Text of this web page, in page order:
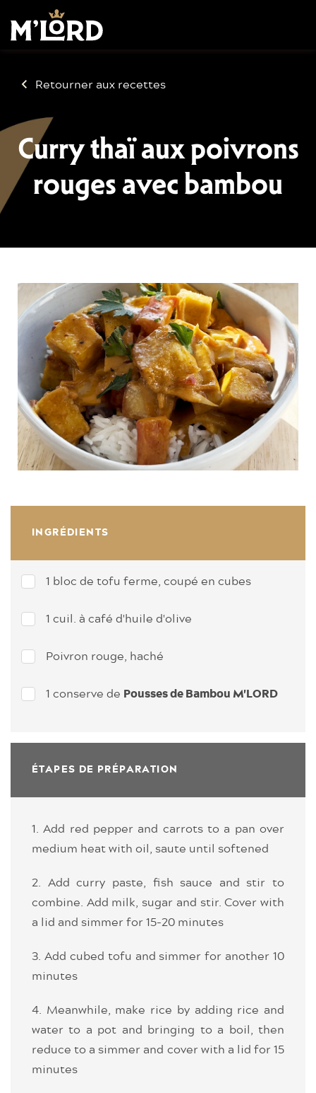
Retourner aux recettes
Curry thaï aux poivrons
rouges avec bambou
INGRÉDIENTS
1 bloc de tofu ferme, coupé en cubes
1 cuil. à café d'huile d'olive
Poivron rouge, haché
1 conserve de Pousses de Bambou M'LORD
ÉTAPES DE PRÉPARATION
1. Add red pepper and carrots to a pan over
medium heat with oil, saute until softened
2. Add curry paste, fish sauce and stir to
combine. Add milk, sugar and stir. Cover with
a lid and simmer for 15-20 minutes
3. Add cubed tofu and simmer for another 10
minutes
4. Meanwhile, make rice by adding rice and
water to a pot and bringing to a boil, then
reduce to a simmer and cover with a lid for 15
minutes